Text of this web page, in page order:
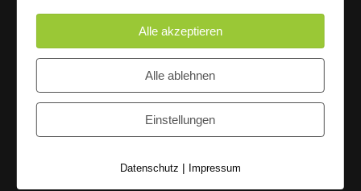
9. Oktober 2017
FLAMINGOCAT Premium Collection [Susann
Jehnichen]
24. Juli 2017
5. Juli 2017
Alle akzeptieren
Alle ablehnen
Einstellungen
Datenschutz | Impressum